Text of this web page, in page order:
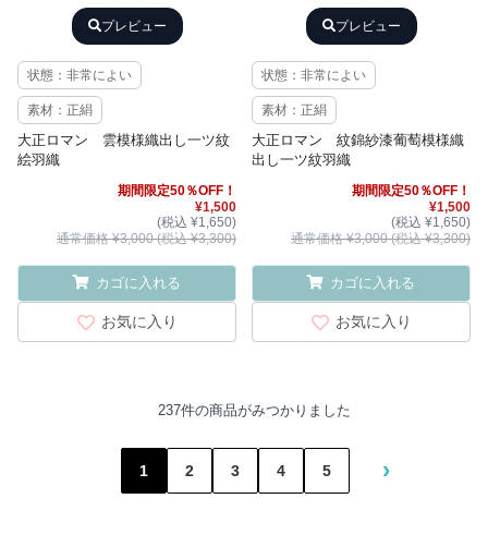
プレビュー
状態：非常によい
素材：正絹
大正ロマン 雲模様織出し一ツ紋
絵羽織
期間限定50％OFF！
¥1,500
(税込 ¥1,650)
通常価格 ¥3,000 (税込 ¥3,300)
カゴに入れる
お気に入り
プレビュー
状態：非常によい
素材：正絹
大正ロマン 紋錦紗漆葡萄模様織
出し一ツ紋羽織
期間限定50％OFF！
¥1,500
(税込 ¥1,650)
通常価格 ¥3,000 (税込 ¥3,300)
カゴに入れる
お気に入り
237件の商品がみつかりました
1 2 3 4 5 ›